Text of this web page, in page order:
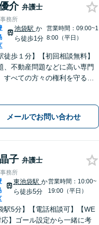
介 弁護士
務所
池袋駅 か
ら徒歩1分
営業時間：09:00~1
8:00（平日）
徒歩１分】【初回相談無料】
、不動産問題などに高い専門
すべての方々の権利を守る熱
メールでお問い合わせ
子 弁護士
務所
東池袋駅 か
ら徒歩5分
営業時間：10:00~
19:00（平日）
駅5分】【電話相談可】【WE
応】ゴール設定から一緒に考